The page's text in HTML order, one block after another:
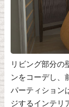
リビング部分の
ンをコーデし、
パーティション
ジするインテリ